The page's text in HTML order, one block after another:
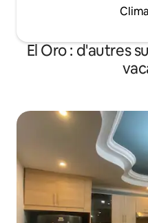
El Oro : d'autres